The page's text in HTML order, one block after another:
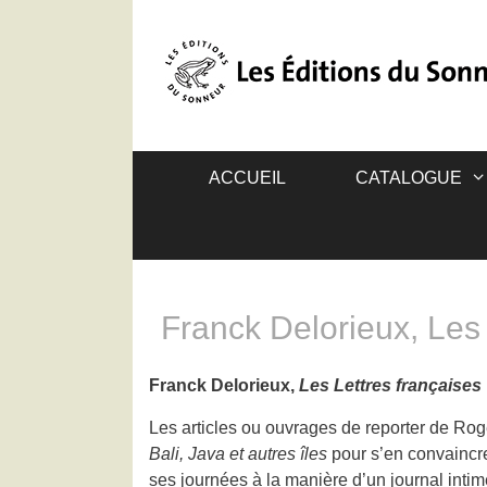
ACCUEIL CATALOGUE
Franck Delorieux,
Franck Delorieux, Les Lettres françaises
Les articles ou ouvrages de reporter de
Bali, Java et autres îles pour s’en
ses journées à la manière d’un journal